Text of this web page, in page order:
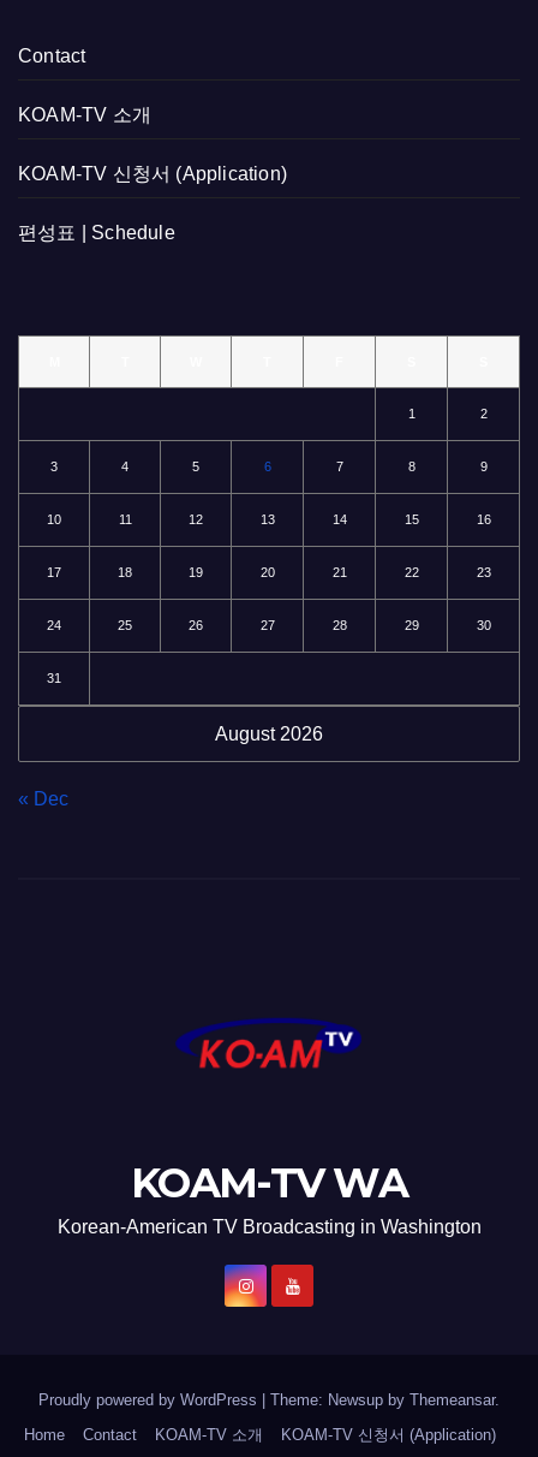
Contact
KOAM-TV 소개
KOAM-TV 신청서 (Application)
편성표 | Schedule
August 2026
1 2
3 4 5 6 7 8 9
10 11 12 13 14 15 16
17 18 19 20 21 22 23
24 25 26 27 28 29 30
31
« Dec
KOAM-TV WA
Korean-American TV Broadcasting in Washington
Proudly powered by WordPress Theme: Newsup by Themeansar.
Home
Contact KOAM-TV 소개 KOAM-TV 신청서 (Application)